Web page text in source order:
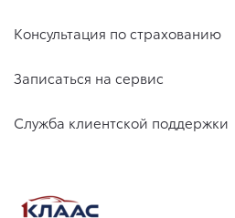
Консультация по страхованию
Записаться на сервис
Служба клиентской поддержки